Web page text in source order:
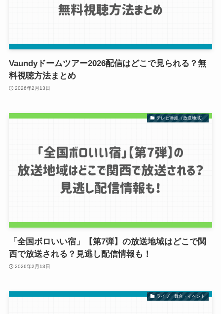
Vaundyドームツアー2026配信はどこで見られる？無
料視聴方法まとめ
2026年2月13日
テレビ番組（放送地域）
「全国ボロいい宿」【第7弾】の放送地域はどこで関
西で放送される？見逃し配信情報も！
2026年2月13日
ライブ・舞台・イベント